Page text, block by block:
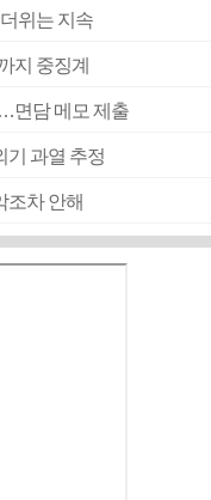
위는 지속
지 중징계
면담 메모 제출
과열 추정
조차 안해